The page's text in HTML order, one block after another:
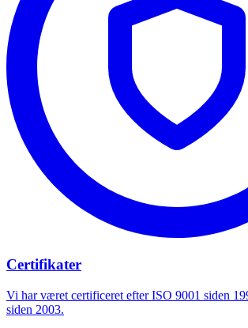
Certifikater
Vi har været certificeret efter ISO 9001 siden
siden 2003.